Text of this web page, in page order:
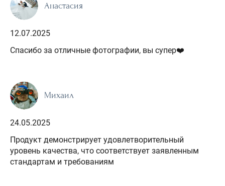
Анастасия
12.07.2025
Спасибо за отличные фотографии, вы супер❤️
Михаил
24.05.2025
Продукт демонстрирует удовлетворительный
уровень качества, что соответствует заявленным
стандартам и требованиям